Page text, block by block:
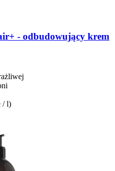
-​ odbudowujący krem
/ l)